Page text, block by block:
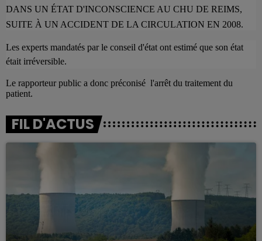
DANS UN ÉTAT D'INCONSCIENCE AU CHU DE REIMS,
SUITE À UN ACCIDENT DE LA CIRCULATION EN 2008.
Les experts mandatés par le conseil d'état ont estimé que son état
était irréversible.
Le rapporteur public a donc préconisé l'arrêt du traitement du
patient.
FIL D'ACTUS